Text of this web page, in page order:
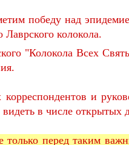
победу над
Лаврского колокола.
"Колокола Всех
и
видеть в числе открытых
только перед таким